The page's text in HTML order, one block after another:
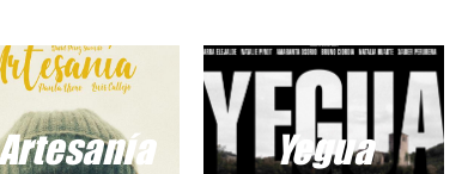
Yegua